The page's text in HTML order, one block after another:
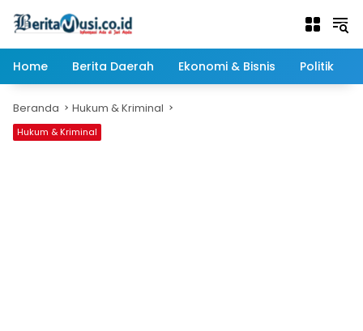
Home
Berita Daerah Ekonomi & Bisnis Politik
Beranda Hukum & Kriminal
Hukum & Kriminal